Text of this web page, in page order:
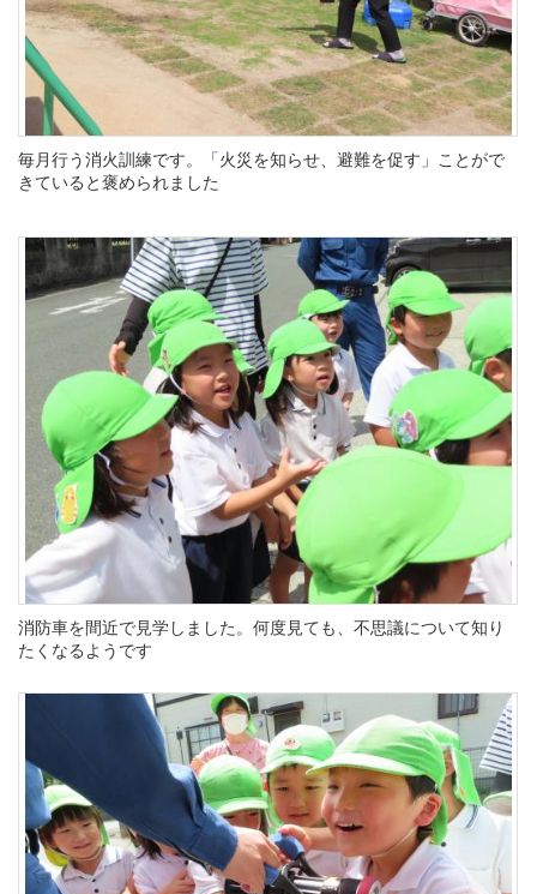
毎月行う消火訓練です。「火災を知らせ、避難を促す」ことがで
きていると褒められました
消防車を間近で見学しました。何度見ても、不思議について知り
たくなるようです